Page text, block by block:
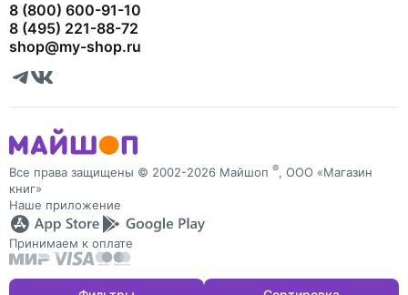
8 (800) 600-91-10
8 (495) 221-88-72
shop@my-shop.ru
Все права защищены © 2002-2026 Майшоп ®, ООО «Магазин
книг»
Наше приложение
Принимаем к оплате